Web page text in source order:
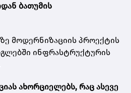
ბათუმის
მოდერნიზაციის პროექტის
ინფრასტრუქტურის
ახორციელებს, რაც ასევე